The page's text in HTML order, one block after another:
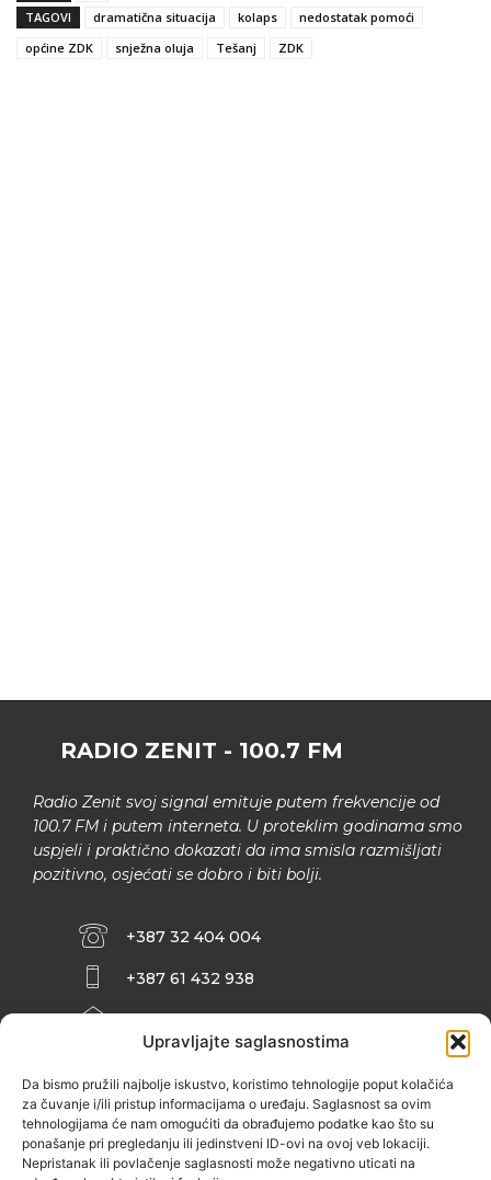
Upravljajte saglasnostima
Da bismo pružili najbolje iskustvo, koristimo tehnologije poput kolačića
za čuvanje i/ili pristup informacijama o uređaju. Saglasnost sa ovim
tehnologijama će nam omogućiti da obrađujemo podatke kao što su
ponašanje pri pregledanju ili jedinstveni ID-ovi na ovoj veb lokaciji.
Nepristanak ili povlačenje saglasnosti može negativno uticati na
TAGOVI
dramatična situacija kolaps
nedostatak pomoći
općine ZDK
snježna oluja Tešanj ZDK
RADIO ZENIT - 100.7 FM
Radio Zenit svoj signal emituje putem frekvencije od
100.7 FM i putem interneta. U proteklim godinama smo
uspjeli i praktično dokazati da ima smisla razmišljati
pozitivno, osjećati se dobro i biti bolji.
+387 32 404 004
+387 61 432 938
INFO@ZENIT.BA
ZENIČANKA, 3. SPRAT), 72000 ZENICA